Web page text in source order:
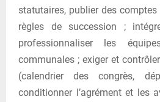
statutaires, publier des
règles de succession ;
professionnaliser les
communales ; exiger et
(calendrier des congrès,
conditionner l’agrément et les